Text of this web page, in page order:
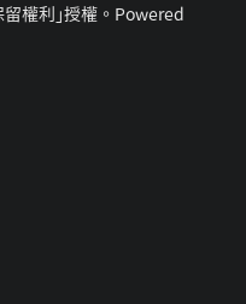
權利｣授權。Powered